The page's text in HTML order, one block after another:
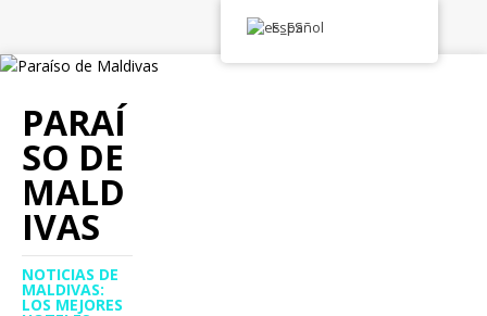
PARAÍ
SO DE
MALD
IVAS
NOTICIAS DE
MALDIVAS:
LOS MEJORES
Español